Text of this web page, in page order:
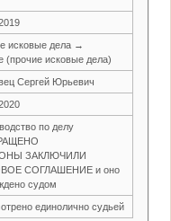
исковые дела →
(прочие исковые дела)
Сергей Юрьевич
по делу
ЗАКЛЮЧИЛИ
СОГЛАШЕНИЕ и оно
судом
единолично судьей